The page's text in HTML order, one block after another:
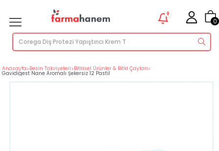
0
0
Anasayfa>Besin Takviyeleri>Bitkisel Ürünler & Bitki Çayları>
Gavidigest Nane Aromalı Şekersiz 12 Pastil